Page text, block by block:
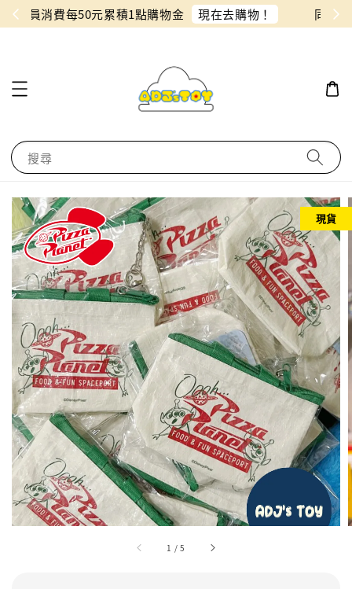
！ 同月份預購單免費合併！只需付一筆運費
搜尋
1 /5
現貨